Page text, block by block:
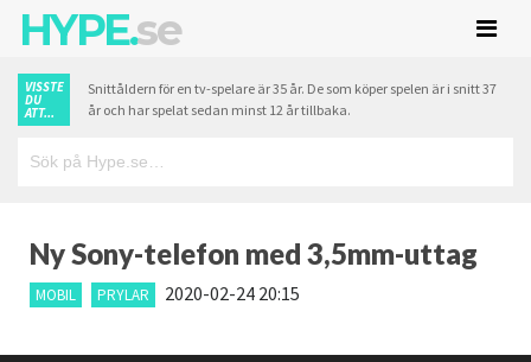
HYPE.se
VISSTE
DU
ATT...
Snittåldern för en tv-spelare är 35 år. De som köper spelen är i snitt 37
år och har spelat sedan minst 12 år tillbaka.
Ny Sony-telefon med 3,5mm-uttag
MOBIL PRYLAR 2020-02-24 20:15